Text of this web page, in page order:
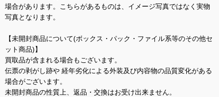
場合があります。こちらがあるものは、イメージ写真ではなく実物
写真となります。
【未開封商品について(ボックス・パック・ファイル系等のその他セ
ット商品)】
買取品が含まれる場合もございます。
伝票の剥がし跡や 経年劣化による外装及び内容物の品質変化がある
場合がございます。
未開封商品の性質上、返品・交換はお受け出来ません。